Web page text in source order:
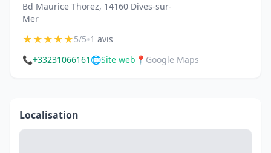
Bd Maurice Thorez, 14160 Dives-sur-
Mer
★★★★★5/5•1 avis
📞+33231066161 🌐Site web 📍 Google Maps
Localisation